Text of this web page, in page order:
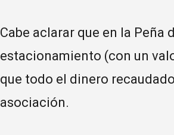
Cabe aclarar que en la
estacionamiento (con un
que todo el dinero
asociación.